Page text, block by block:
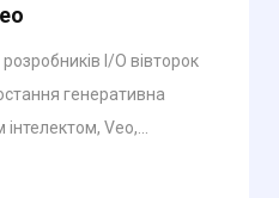
I/O вівторок
генеративна
Veo,...